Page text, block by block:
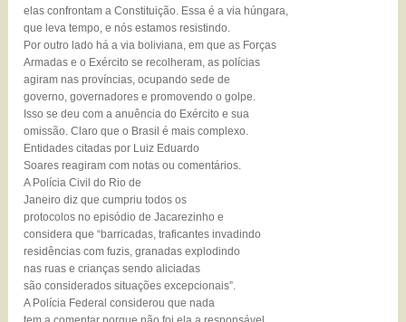
elas confrontam a Constituição. Essa é a via húngara,
que leva tempo, e nós estamos resistindo.
Por outro lado há a via boliviana, em que as Forças
Armadas e o Exército se recolheram, as polícias
agiram nas províncias, ocupando sede de
governo, governadores e promovendo o golpe.
Isso se deu com a anuência do Exército e sua
omissão. Claro que o Brasil é mais complexo.
Entidades citadas por Luiz Eduardo
Soares reagiram com notas ou comentários.
A Polícia Civil do Rio de
Janeiro diz que cumpriu todos os
protocolos no episódio de Jacarezinho e
considera que “barricadas, traficantes invadindo
residências com fuzis, granadas explodindo
nas ruas e crianças sendo aliciadas
são considerados situações excepcionais”.
A Polícia Federal considerou que nada